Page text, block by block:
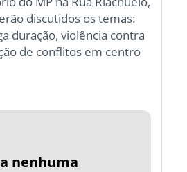
discutidos os temas:
duração, violência contra
de conflitos em centro
nenhuma